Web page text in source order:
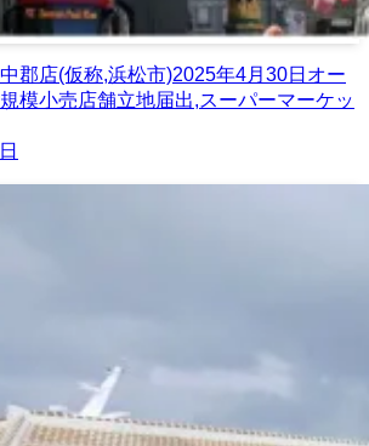
郡店(仮称,浜松市)2025年4月30日オー
模小売店舗立地届出,スーパーマーケッ